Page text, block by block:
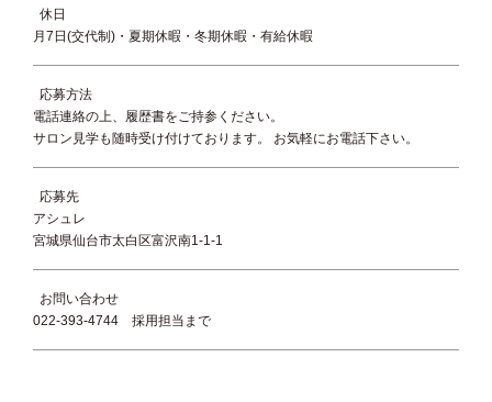
休日
月7日(交代制)・夏期休暇・冬期休暇・有給休暇
応募方法
電話連絡の上、履歴書をご持参ください。
サロン見学も随時受け付けております。 お気軽にお電話下さい。
応募先
アシュレ
宮城県仙台市太白区富沢南1-1-1
お問い合わせ
022-393-4744 採用担当まで